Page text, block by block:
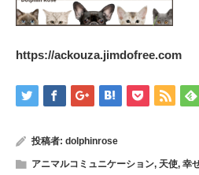
https://ackouza.jimdofree.com
投稿者: dolphinrose
アニマルコミュニケーション, 天使, 幸